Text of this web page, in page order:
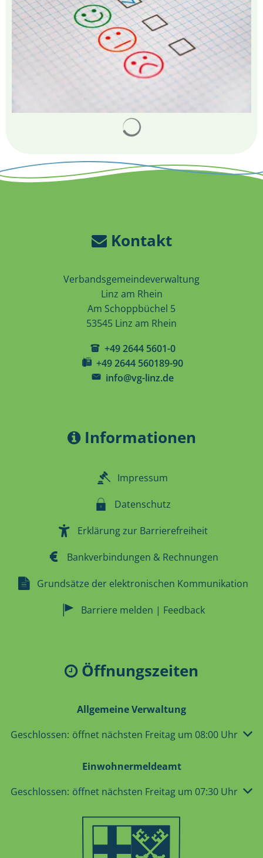
Kontakt
Verbandsgemeindeverwaltung
Linz am Rhein
Am Schoppbüchel 5
53545 Linz am Rhein
+49 2644 5601-0
+49 2644 560189-90
info@vg-linz.de
Informationen
Impressum
Datenschutz
Erklärung zur Barrierefreiheit
Bankverbindungen & Rechnungen
Grundsätze der elektronischen Kommunikation
Barriere melden | Feedback
Öffnungszeiten
Allgemeine Verwaltung
Klicken, um weitere Öffnungs- oder Schließzeiten
Geschlossen: öffnet nächsten Freitag um 08:00 Uhr
Einwohnermeldeamt
Klicken, um weitere Öffnungs- oder Schließzeiten
Geschlossen: öffnet nächsten Freitag um 07:30 Uhr